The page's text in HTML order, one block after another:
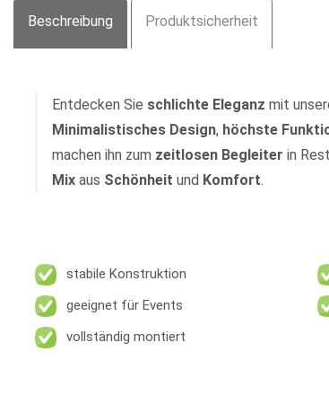
Beschreibung Produktsicherheit
Entdecken Sie schlichte Eleganz mit
Minimalistisches Design, höchste
machen ihn zum zeitlosen Begleiter in
Mix aus Schönheit und Komfort.
stabile Konstruktion
geeignet für Events
vollständig montiert